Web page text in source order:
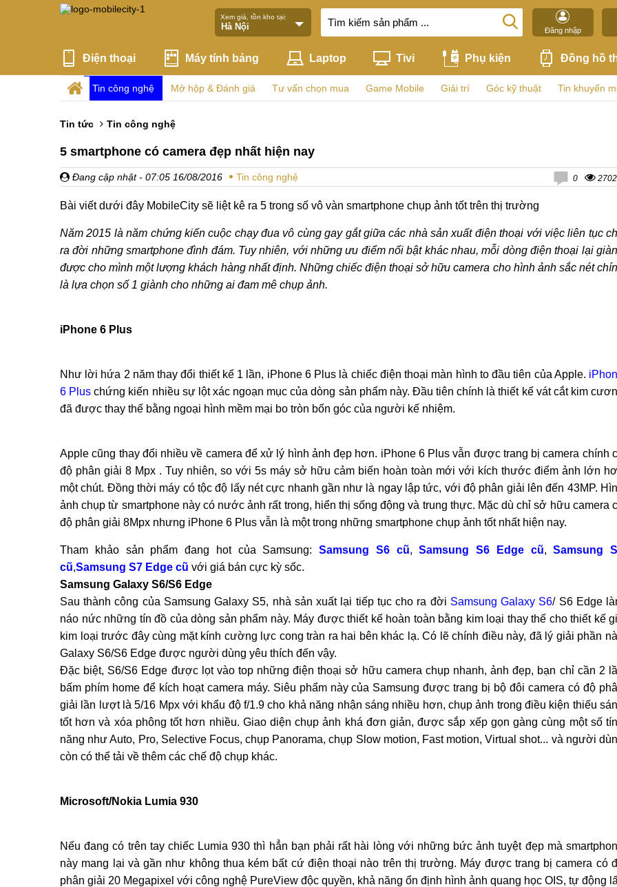
Xem giá, tồn kho tại:
Đăng nhập
Điện thoại Máy tính bảng Laptop Tivi Phụ kiện Đồng hồ
Tin công nghệ Mở hộp & Đánh giá Tư vấn chọn mua Game Mobile Giải trí Góc kỹ thuật Tin khuyến
Tin tức Tin công nghệ
5 smartphone có camera đẹp nhất hiện nay
Đang cập nhật - 07:05 16/08/2016 Tin công nghệ 0 2702
Bài viết dưới đây MobileCity sẽ liệt kê ra 5 trong số vô vàn smartphone chụp ảnh tốt trên thị trường
Năm 2015 là năm chứng kiến cuộc chạy đua vô cùng gay gắt giữa các nhà sản xuất điện thoại với việc liên tục
ra đời những smartphone đình đám. Tuy nhiên, với những ưu điểm nổi bật khác nhau, mỗi dòng điện thoại lại
được cho mình một lượng khách hàng nhất định. Những chiếc điện thoại sở hữu camera cho hình ảnh sắc nét
là lựa chọn số 1 giành cho những ai đam mê chụp ảnh.
iPhone 6 Plus
Như lời hứa 2 năm thay đổi thiết kế 1 lần, iPhone 6 Plus là chiếc điện thoại màn hình to đầu tiên của Apple.
6 Plus chứng kiến nhiều sự lột xác ngoạn mục của dòng sản phẩm này. Đầu tiên chính là thiết kế vát cắt kim
đã được thay thế bằng ngoại hình mềm mại bo tròn bốn góc của người kế nhiệm.
Apple cũng thay đổi nhiều về camera để xử lý hình ảnh đẹp hơn. iPhone 6 Plus vẫn được trang bị camera chính
độ phân giải 8 Mpx . Tuy nhiên, so với 5s máy sở hữu cảm biến hoàn toàn mới với kích thước điểm ảnh lớn
một chút. Đồng thời máy có tộc độ lấy nét cực nhanh gần như là ngay lập tức, với độ phân giải lên đến 43MP.
ảnh chụp từ smartphone này có nước ảnh rất trong, hiển thị sống động và trung thực. Mặc dù chỉ sở hữu camera
độ phân giải 8Mpx nhưng iPhone 6 Plus vẫn là một trong những smartphone chụp ảnh tốt nhất hiện nay.
Tham khảo sản phẩm đang hot của Samsung: Samsung S6 cũ,Samsung S6 Edge cũ,Samsung
cũ,Samsung S7 Edge cũ với giá bán cực kỳ sốc.
Samsung Galaxy S6/S6 Edge
Sau thành công của Samsung Galaxy S5, nhà sản xuất lại tiếp tục cho ra đời Samsung Galaxy S6/ S6 Edge
náo nức những tín đồ của dòng sản phẩm này. Máy được thiết kế hoàn toàn bằng kim loại thay thế cho thiết kế
kim loại trước đây cùng mặt kính cường lực cong tràn ra hai bên khác lạ. Có lẽ chính điều này, đã lý giải phần
Galaxy S6/S6 Edge được người dùng yêu thích đến vậy.
Đặc biệt, S6/S6 Edge được lọt vào top những điện thoại sở hữu camera chụp nhanh, ảnh đẹp, bạn chỉ cần 2
bấm phím home để kích hoạt camera máy. Siêu phẩm này của Samsung được trang bị bộ đôi camera có độ
giải lần lượt là 5/16 Mpx với khẩu độ f/1.9 cho khả năng nhận sáng nhiều hơn, chụp ảnh trong điều kiện thiếu
tốt hơn và xóa phông tốt hơn nhiều. Giao diện chụp ảnh khá đơn giản, được sắp xếp gọn gàng cùng một số
năng như Auto, Pro, Selective Focus, chụp Panorama, chụp Slow motion, Fast motion, Virtual shot... và người
còn có thể tải về thêm các chế độ chụp khác.
Microsoft/Nokia Lumia 930
Nếu đang có trên tay chiếc Lumia 930 thì hẳn bạn phải rất hài lòng với những bức ảnh tuyệt đẹp mà
này mang lại và gần như không thua kém bất cứ điện thoại nào trên thị trường. Máy được trang bị camera có
phân giải 20 Megapixel với công nghệ PureView độc quyền, khả năng ổn định hình ảnh quang học OIS, tự động